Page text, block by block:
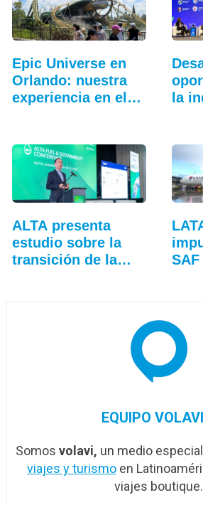
Epic Universe en
Orlando: nuestra
experiencia en el…
la
ALTA presenta
estudio sobre la
transición de la…
EQUIPO VOLAVI
Somosvolavi, un medio
viajes y turismoen
viajes boutique.